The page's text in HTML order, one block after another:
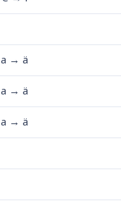
a → ä
a → ä
a → ä